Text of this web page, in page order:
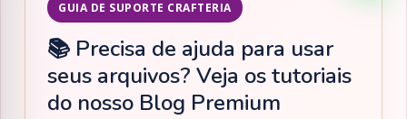
GUIA DE SUPORTE CRAFTERIA
📚 Precisa de ajuda para usar
seus arquivos? Veja os tutoriais
do nosso Blog Premium